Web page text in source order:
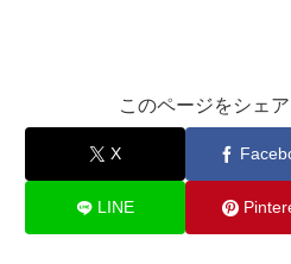
このページをシェ
X
LINE